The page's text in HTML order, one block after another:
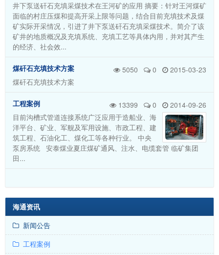
井下泵送矸石充填采煤技术在王河矿的应用 摘要：针对王河煤矿
面临的村庄压煤和提高开采上限等问题，结合目前充填技术及煤
矿实际开采情况，引进了井下泵送矸石充填采煤技术。简介了该
矿井的地质概况及充填系统、充填工艺等具体内用，并对其产生
的经济、社会效...
5050 0 2015-03-23
煤矸石充填技术方案
煤矸石充填技术方案
13399 0 2014-09-26
工程案例
目前沟槽式管道连接系统广泛应用于造船业、海
洋平台、矿业、军舰及军用设施、市政工程、建
筑工程、石油化工、煤化工等各种行业。 中央
泵房系统 安泰煤业夏庄煤矿通风、注水、电缆套管 临矿集团
田...
海通资讯
新闻公告
工程案例